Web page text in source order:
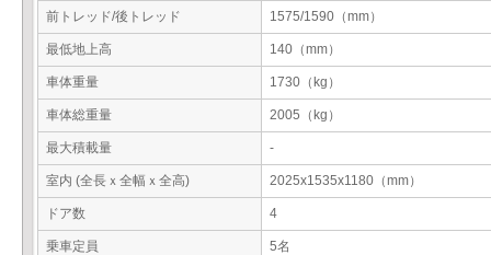
前トレッド/後トレッド 1575/1590（mm）
最低地上高 140（mm）
車体重量 1730（kg）
車体総重量 2005（kg）
最大積載量 -
室内 (全長ｘ全幅ｘ全高) 2025x1535x1180（mm）
ドア数 4
乗車定員 5名